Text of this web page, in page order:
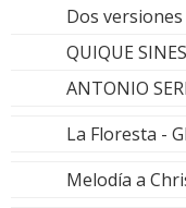
Dos
QUIQUE
ANTONIO
La Floresta -
Melodía a